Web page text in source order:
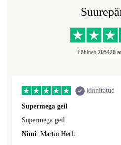
Põhineb 205428
kinnitatud
Supermega geil
Supermega geil
Nimi Martin Herlt